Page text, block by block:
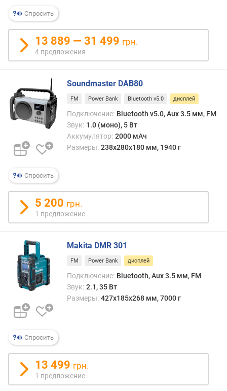
г
о
а
н
и
я
S
L
(
Б
)
в
ы
х
д
н
а
я
м
щ
с
т
ь
(
В
Спросить
13 889 — 31 499 грн.
4 предложения
Спросить
Soundmaster DAB80
FM Power Bank Bluetooth v5.0 дисплей
Подключение: Bluetooth v5.0, Aux 3.5 мм, FM
Звук: 1.0 (моно), 5 Вт
Аккумулятор: 2000 мАч
Размеры: 238x280x180 мм, 1940 г
5 200 грн.
1 предложение
Спросить
Makita DMR 301
FM Power Bank дисплей
Подключение: Bluetooth, Aux 3.5 мм, FM
Звук: 2.1, 35 Вт
Размеры: 427x185x268 мм, 7000 г
13 499 грн.
1 предложение